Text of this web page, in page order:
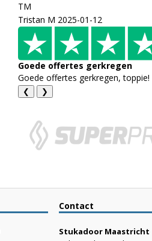
TM
Tristan M 2025-01-12
Goede offertes gerkregen
Goede offertes gerkregen, toppie!
❮ ❯
Contact
Stukadoor Maastricht